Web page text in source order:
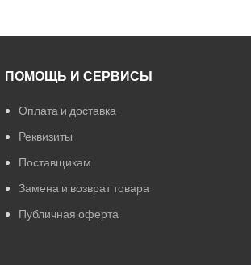
ПОМОЩЬ И СЕРВИСЫ
Оплата и доставка
Реквизиты
Поставщикам
Замена и возврат товара
Публичная оферта